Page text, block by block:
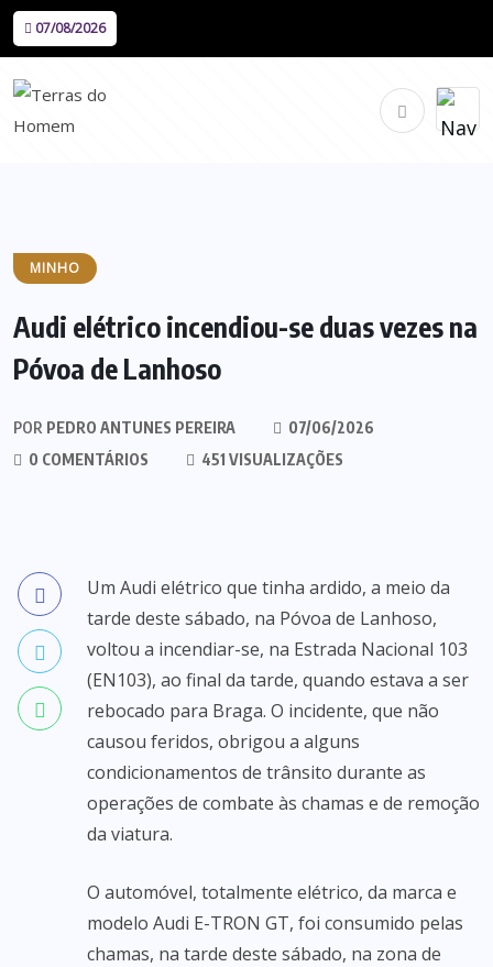
07/08/2026
MINHO
Audi elétrico incendiou-se duas vezes na
Póvoa de Lanhoso
POR PEDRO ANTUNES PEREIRA
07/06/2026
0 COMENTÁRIOS
451 VISUALIZAÇÕES
Um Audi elétrico que tinha ardido, a meio da
tarde deste sábado, na Póvoa de Lanhoso,
voltou a incendiar-se, na Estrada Nacional 103
(EN103), ao final da tarde, quando estava a ser
rebocado para Braga. O incidente, que não
causou feridos, obrigou a alguns
condicionamentos de trânsito durante as
operações de combate às chamas e de remoção
da viatura.
O automóvel, totalmente elétrico, da marca e
modelo Audi E-TRON GT, foi consumido pelas
chamas, na tarde deste sábado, na zona de